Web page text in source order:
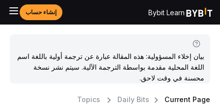
Bybit Learn إنشاء حساب
بيان إخلاء المسؤولية: هذه المقالة عبارة عن ترجمة أولية باللغة اسم
اللغة المحلية مقدمة بواسطة الترجمة الآلية. سيتم نشر نسخة
محسنة في وقت لاحق.
Topics Daily Bits Current